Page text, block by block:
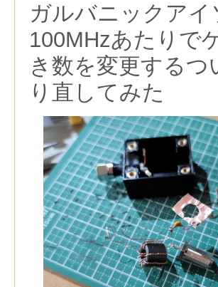
ガルバニックア
100MHzあたりで
き数を変更する
り直してみた